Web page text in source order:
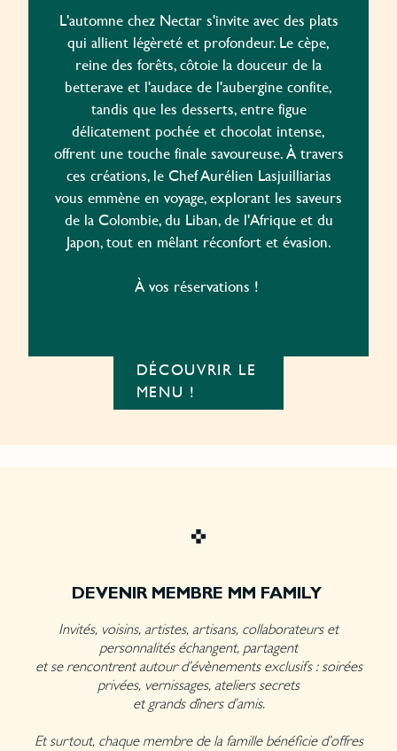
L'automne chez Nectar s'invite avec des plats
qui allient légèreté et profondeur. Le cèpe,
reine des forêts, côtoie la douceur de la
betterave et l'audace de l'aubergine confite,
tandis que les desserts, entre figue
délicatement pochée et chocolat intense,
offrent une touche finale savoureuse. À travers
ces créations, le Chef Aurélien Lasjuilliarias
vous emmène en voyage, explorant les saveurs
de la Colombie, du Liban, de l'Afrique et du
Japon, tout en mêlant réconfort et évasion.
À vos réservations !
DÉCOUVRIR LE
MENU !
DEVENIR MEMBRE MM FAMILY
Invités, voisins, artistes, artisans, collaborateurs et
personnalités échangent, partagent
et se rencontrent autour d’évènements exclusifs : soirées
privées, vernissages, ateliers secrets
et grands dîners d’amis.
Et surtout, chaque membre de la famille bénéficie d’offres